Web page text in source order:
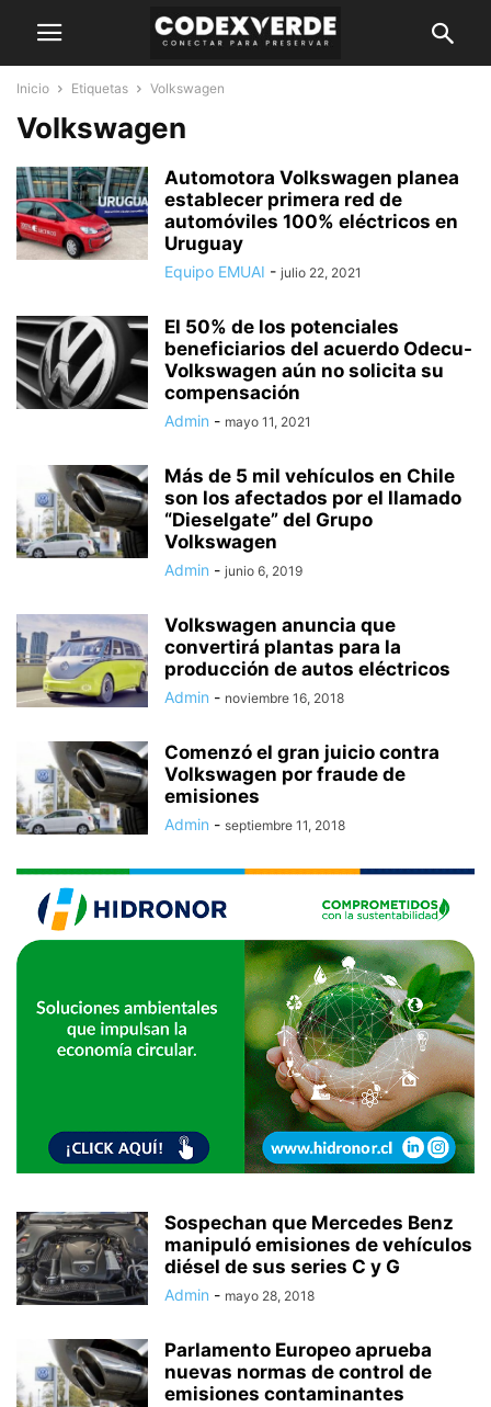
Inicio Etiquetas Volkswagen
Volkswagen
Automotora Volkswagen planea
establecer primera red de
automóviles 100% eléctricos en
Uruguay
Equipo EMUAI - julio 22, 2021
El 50% de los potenciales
beneficiarios del acuerdo Odecu-
Volkswagen aún no solicita su
compensación
Admin - mayo 11, 2021
Más de 5 mil vehículos en Chile
son los afectados por el llamado
“Dieselgate” del Grupo
Volkswagen
Admin - junio 6, 2019
Volkswagen anuncia que
convertirá plantas para la
producción de autos eléctricos
Admin - noviembre 16, 2018
Comenzó el gran juicio contra
Volkswagen por fraude de
emisiones
Admin - septiembre 11, 2018
Sospechan que Mercedes Benz
manipuló emisiones de vehículos
diésel de sus series C y G
Admin - mayo 28, 2018
Parlamento Europeo aprueba
nuevas normas de control de
emisiones contaminantes